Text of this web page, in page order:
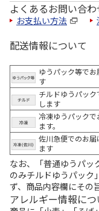
よくあるお問い合わ
お支払い方法
配送情報について
ゆうパック等でお
す
チルドゆうパック
します
冷凍ゆうパックで
ます。
佐川急便でのお届
ます
なお、「普通ゆうパッ
のみチルドゆうパック
ず、商品内容欄にその
アレルギー情報につ